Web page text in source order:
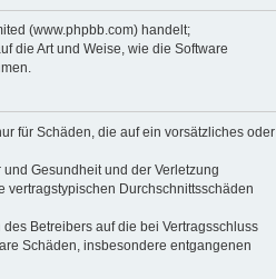
(www.phpbb.com) handelt;
die Art und Weise, wie die Software
für Schäden, die auf ein vorsätzliches oder
Gesundheit und der Verletzung
Durchschnittsschäden
Betreibers auf die bei Vertragsschluss
Schäden, insbesondere entgangenen